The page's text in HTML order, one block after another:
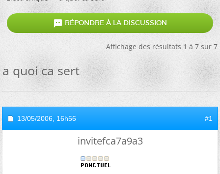
 RÉPONDRE À LA DISCUSSION
Affichage des résultats 1 à 7 sur 7
a quoi ca sert
13/05/2006, 16h56 #1
invitefca7a9a3